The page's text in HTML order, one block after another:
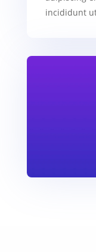
incididunt